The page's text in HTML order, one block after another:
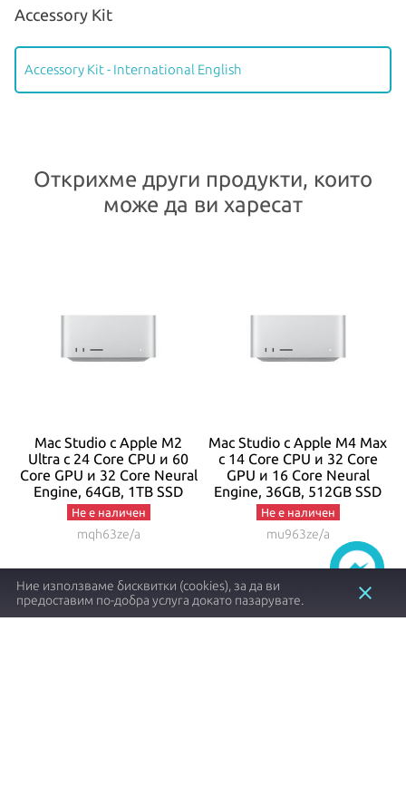
Accessory Kit
Accessory Kit - International English
Открихме други продукти, които
може да ви харесат
Mac Studio с Apple M2
Ultra с 24 Core CPU и 60
Core GPU и 32 Core Neural
Engine, 64GB, 1TB SSD
Не е наличен
mqh63ze/a
Mac Studio с Apple M4 Max
с 14 Core CPU и 32 Core
GPU и 16 Core Neural
Engine, 36GB, 512GB SSD
Не е наличен
mu963ze/a
Ние използваме бисквитки (cookies), за да ви
предоставим по-добра услуга докато пазарувате.
close